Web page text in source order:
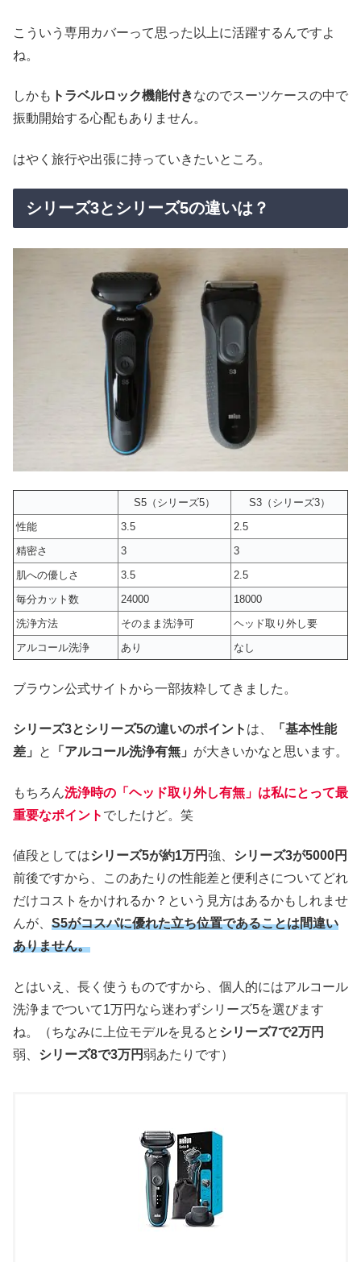
こういう専用カバーって思った以上に活躍するんですよ
ね。
しかも トラベルロック機能付きなのでスーツケースの中で
振動開始する心配もありません。
はやく旅行や出張に持っていきたいところ。
シリーズ3とシリーズ5の違いは？
S5（シリーズ5）
S3（シリーズ3）
性能
3.5
2.5
精密さ
3
3
肌への優しさ
3.5
2.5
毎分カット数
24000
18000
洗浄方法
そのまま洗浄可
ヘッド取り外し要
アルコール洗浄
あり なし
ブラウン公式サイトから一部抜粋してきました。
シリーズ3とシリーズ5の違いのポイント は、
「基本性能
差」
と 「アルコール洗浄有無」 が大きいかなと思います。
もちろん洗浄時の「ヘッド取り外し有無」は私にとって最
重要なポイント でしたけど。笑
値段としてはシリーズ5が約1万円強、 シリーズ3が5000円
前後ですから、このあたりの性能差と便利さについてどれ
だけコストをかけれるか？という見方はあるかもしれませ
んが、 S5がコスパに優れた立ち位置であることは間違い
ありません。
とはいえ、長く使うものですから、個人的にはアルコール
洗浄までついて1万円なら迷わずシリーズ5を選びます
ね。（ちなみに上位モデルを見ると シリーズ7で2万円
弱、 シリーズ8で3万円弱あたりです）